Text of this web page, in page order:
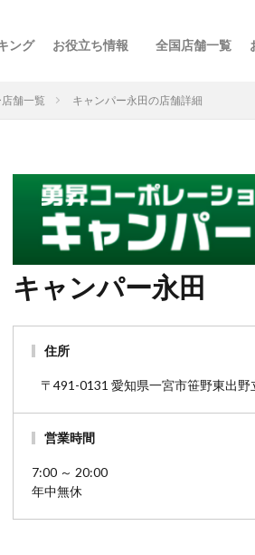
ング お役立ち情報 全国店舗一覧
舗一覧 キャンパー永田の店舗詳細
キャンパー永田
住所
〒491-0131 愛知県一宮市笹野東出野
営業時間
7:00 ～ 20:00
年中無休